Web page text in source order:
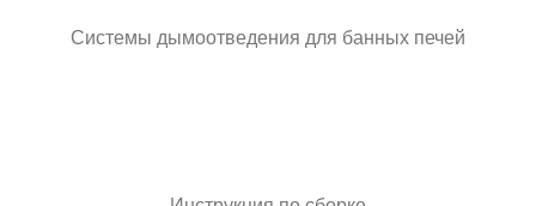
Системы дымоотведения для банных печей